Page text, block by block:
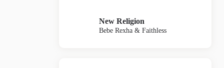
New Religion
Bebe Rexha & Faithless